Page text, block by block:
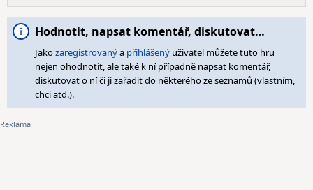
Hodnotit, napsat komentář, diskutovat…
Jakozaregistrovanýa přihlášený uživatel můžete tuto hru
nejen ohodnotit, ale také k ní případně napsat komentář,
diskutovat o ní či ji zařadit do některého ze seznamů (vlastním,
chci atd.).